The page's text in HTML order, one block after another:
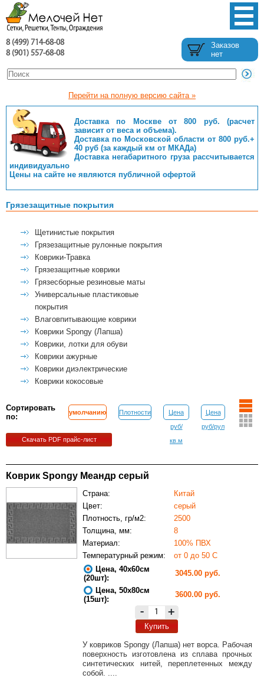
8 (499) 714-68-08
8 (901) 557-68-08
Заказов
нет
Перейти на полную версию сайта »
Доставка по Москве от 800 руб. (расчет
зависит от веса и объема).
Доставка по Московской области от 800 руб.+
40 руб (за каждый км от МКАДа)
Доставка негабаритного груза рассчитывается
индивидуально
Цены на сайте не являются публичной офертой
Грязезащитные покрытия
Щетинистые покрытия
Грязезащитные рулонные покрытия
Коврики-Травка
Грязезащитные коврики
Грязесборные резиновые маты
Универсальные пластиковые
покрытия
Влаговпитывающие коврики
Коврики Spongy (Лапша)
Коврики, лотки для обуви
Коврики ажурные
Коврики диэлектрические
Коврики кокосовые
Сортировать
по:
умолчанию Плотности
Цена
руб/
кв.м
Цена
руб/рул
Скачать PDF прайс-лист
Коврик Spongy Меандр серый
Страна:
Китай
Цвет:
серый
Плотность, гр/м2:
2500
Толщина, мм:
8
Материал:
100% ПВХ
Температурный режим:
от 0 до 50 С
Цена, 40х60см
(20шт):
3045.00 руб.
Цена, 50х80см
(15шт):
3600.00 руб.
- +
Купить
У ковриков Spongy (Лапша) нет ворса. Рабочая
поверхность изготовлена из сплава прочных
синтетических нитей, переплетенных между
собой. ....